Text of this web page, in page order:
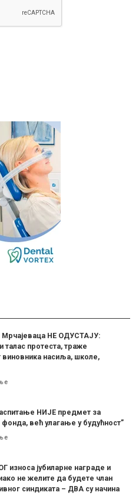
НЕ ОДУСТАЈУ:
талас протеста, траже
виновника насиља, школе,
НИЈЕ предмет за
већ улагање у будућност”
износа јубиларне награде и
не желите да будете члан
синдиката – ДВА су начина